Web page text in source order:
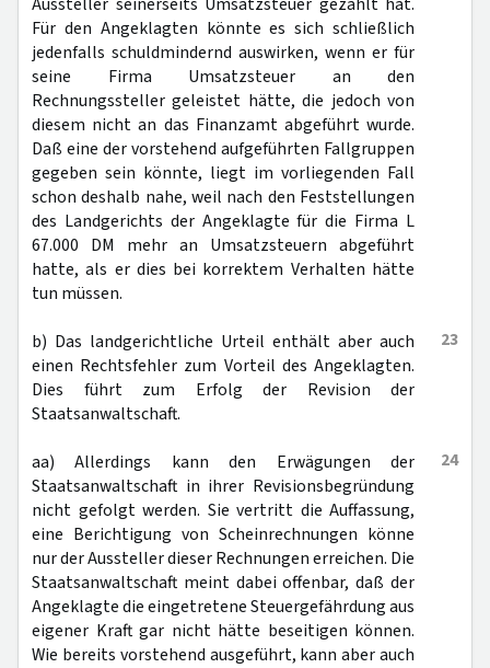
Für den Angeklagten könnte es sich schließlich
jedenfalls schuldmindernd auswirken, wenn er für
seine Firma Umsatzsteuer an den
Rechnungssteller geleistet hätte, die jedoch von
diesem nicht an das Finanzamt abgeführt wurde.
Daß eine der vorstehend aufgeführten Fallgruppen
gegeben sein könnte, liegt im vorliegenden Fall
schon deshalb nahe, weil nach den Feststellungen
des Landgerichts der Angeklagte für die Firma L
67.000 DM mehr an Umsatzsteuern abgeführt
hatte, als er dies bei korrektem Verhalten hätte
tun müssen.
23
b) Das landgerichtliche Urteil enthält aber auch
einen Rechtsfehler zum Vorteil des Angeklagten.
Dies führt zum Erfolg der Revision der
Staatsanwaltschaft.
24
aa) Allerdings kann den Erwägungen der
Staatsanwaltschaft in ihrer Revisionsbegründung
nicht gefolgt werden. Sie vertritt die Auffassung,
eine Berichtigung von Scheinrechnungen könne
nur der Aussteller dieser Rechnungen erreichen. Die
Staatsanwaltschaft meint dabei offenbar, daß der
Angeklagte die eingetretene Steuergefährdung aus
eigener Kraft gar nicht hätte beseitigen können.
Wie bereits vorstehend ausgeführt, kann aber auch